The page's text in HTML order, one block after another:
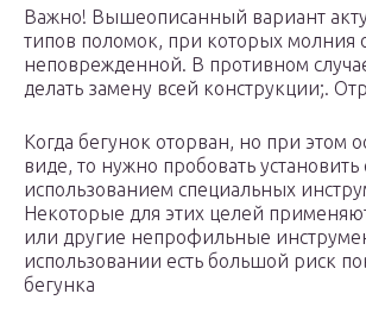
Важно! Вышеописанный вариант
типов поломок, при которых молния
неповрежденной. В противном
делать замену всей конструкции;.
Когда бегунок оторван, но при этом
виде, то нужно пробовать установить
использованием специальных
Некоторые для этих целей
или другие непрофильные
использовании есть большой риск
бегунка